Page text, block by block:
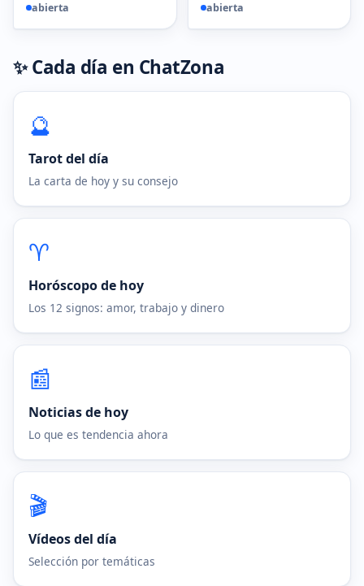
abierta abierta
✨ Cada día en ChatZona
🔮
Tarot del día
La carta de hoy y su consejo
♈
Horóscopo de hoy
Los 12 signos: amor, trabajo y dinero
📰
Noticias de hoy
Lo que es tendencia ahora
🎬
Vídeos del día
Selección por temáticas